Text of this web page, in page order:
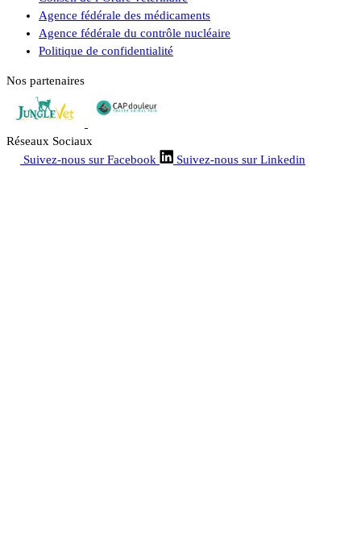
Agence fédérale des médicaments
Agence fédérale du contrôle nucléaire
Politique de confidentialité
Nos partenaires
Réseaux Sociaux
Suivez-nous sur Facebook
Suivez-nous sur Linkedin